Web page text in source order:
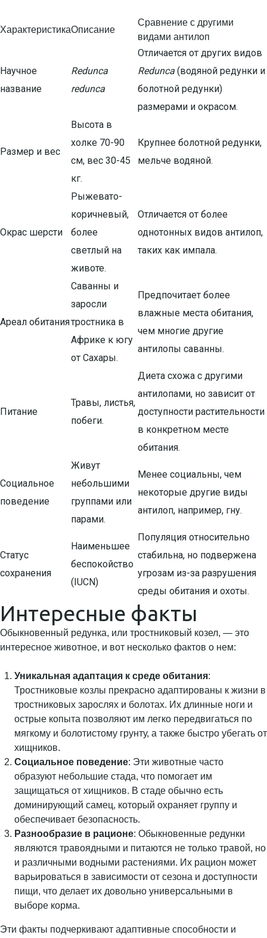
ХарактеристикаОписание
Сравнение с другими
видами антилоп
Научное
название
Redunca
redunca
Отличается от других видов
Redunca (водяной редунки и
болотной редунки)
размерами и окрасом.
Размер и вес
Высота в
холке 70-90
см, вес 30-45
кг.
Крупнее болотной редунки,
мельче водяной.
Окрас шерсти
Рыжевато-
коричневый,
более
светлый на
животе.
Отличается от более
однотонных видов антилоп,
таких как импала.
Ареал обитания
Саванны и
заросли
тростника в
Африке к югу
от Сахары.
Предпочитает более
влажные места обитания,
чем многие другие
антилопы саванны.
Питание
Травы, листья,
побеги.
Диета схожа с другими
антилопами, но зависит от
доступности растительности
в конкретном месте
обитания.
Социальное
поведение
Живут
небольшими
группами или
парами.
Менее социальны, чем
некоторые другие виды
антилоп, например, гну.
Статус
сохранения
Наименьшее
беспокойство
(IUCN)
Популяция относительно
стабильна, но подвержена
угрозам из-за разрушения
среды обитания и охоты.
Интересные факты
Обыкновенный редунка, или тростниковый козел, — это
интересное животное, и вот несколько фактов о нем:
Уникальная адаптация к среде обитания:
Тростниковые козлы прекрасно адаптированы к жизни в
тростниковых зарослях и болотах. Их длинные ноги и
острые копыта позволяют им легко передвигаться по
мягкому и болотистому грунту, а также быстро убегать от
хищников.
Социальное поведение: Эти животные часто
образуют небольшие стада, что помогает им
защищаться от хищников. В стаде обычно есть
доминирующий самец, который охраняет группу и
обеспечивает безопасность.
Разнообразие в рационе: Обыкновенные редунки
являются травоядными и питаются не только травой, но
и различными водными растениями. Их рацион может
варьироваться в зависимости от сезона и доступности
пищи, что делает их довольно универсальными в
выборе корма.
Эти факты подчеркивают адаптивные способности и